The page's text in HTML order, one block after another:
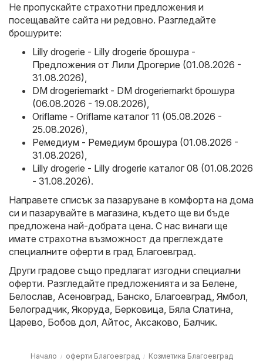
Не пропускайте страхотни предложения и
посещавайте сайта ни редовно. Разгледайте
брошурите:
Lilly drogerie - Lilly drogerie брошура -
Предложения от Лили Дрогерие (01.08.2026 -
31.08.2026)
DM drogeriemarkt - DM drogeriemarkt брошура
(06.08.2026 - 19.08.2026)
Oriflame - Oriflame каталог 11 (05.08.2026 -
25.08.2026)
Ремедиум - Ремедиум брошура (01.08.2026 -
31.08.2026)
Lilly drogerie - Lilly drogerie каталог 08 (01.08.2026
- 31.08.2026).
Направете списък за пазаруване в комфорта на дома
си и пазарувайте в магазина, където ще ви бъде
предложена най-добрата цена. С нас винаги ще
имате страхотна възможност да преглеждате
специалните оферти в град Благоевград.
Други градове също предлагат изгодни специални
оферти. Разгледайте предложенията и за Белене
Белослав Асеновград Банско Благоевград Ямбол
Белоградчик Якоруда Берковица Бяла Слатина
Царево Бобов дол Айтос Аксаково Балчик.
Начало оферти Благоевград Козметика Благоевград